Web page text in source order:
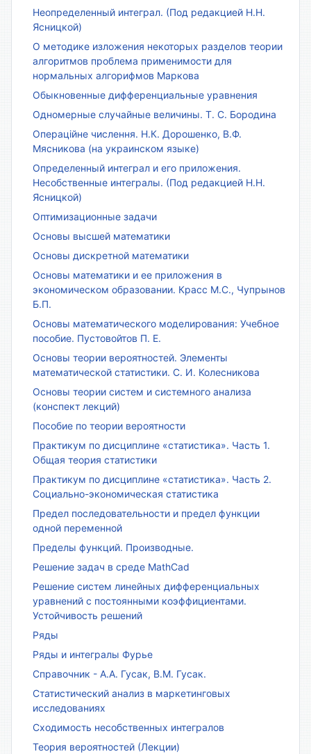
Неопределенный интеграл. (Под редакцией Н.Н.
Ясницкой)
О методике изложения некоторых разделов теории
алгоритмов проблема применимости для
нормальных алгорифмов Маркова
Обыкновенные дифференциальные уравнения
Одномерные случайные величины. Т. С. Бородина
Операційне числення. Н.К. Дорошенко, В.Ф.
Мясникова (на украинском языке)
Определенный интеграл и его приложения.
Несобственные интегралы. (Под редакцией Н.Н.
Ясницкой)
Оптимизационные задачи
Основы высшей математики
Основы дискретной математики
Основы математики и ее приложения в
экономическом образовании. Красс М.С., Чупрынов
Б.П.
Основы математического моделирования: Учебное
пособие. Пустовойтов П. Е.
Основы теории вероятностей. Элементы
математической статистики. С. И. Колесникова
Основы теории систем и системного анализа
(конспект лекций)
Пособие по теории вероятности
Практикум по дисциплине «статистика». Часть 1.
Общая теория статистики
Практикум по дисциплине «статистика». Часть 2.
Социально-экономическая статистика
Предел последовательности и предел функции
одной переменной
Пределы функций. Производные.
Решение задач в среде MathCad
Решение систем линейных дифференциальных
уравнений с постоянными коэффициентами.
Устойчивость решений
Ряды
Ряды и интегралы Фурье
Справочник - А.А. Гусак, В.М. Гусак.
Статистический анализ в маркетинговых
исследованиях
Сходимость несобственных интегралов
Теория вероятностей (Лекции)